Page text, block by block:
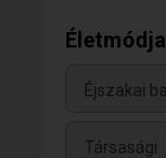
Életmódja
Éjszakai
Társasági